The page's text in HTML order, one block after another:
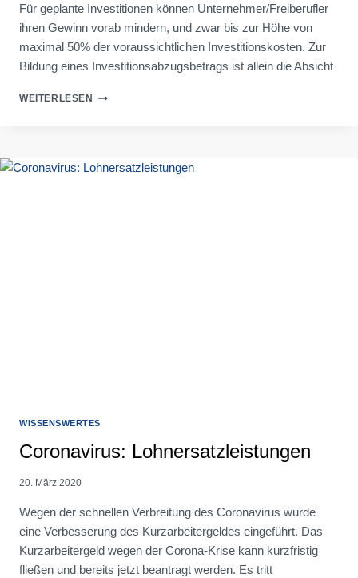
Für geplante Investitionen können Unternehmer/Freiberufler
ihren Gewinn vorab mindern, und zwar bis zur Höhe von
maximal 50% der voraussichtlichen Investitionskosten. Zur
Bildung eines Investitionsabzugsbetrags ist allein die Absicht
WEITERLESEN
INVESTITIONSABZUGSBETRAG:
WISSENSWERTES
Coronavirus: Lohnersatzleistungen
20. März 2020
Wegen der schnellen Verbreitung des Coronavirus wurde
eine Verbesserung des Kurzarbeitergeldes eingeführt. Das
Kurzarbeitergeld wegen der Corona-Krise kann kurzfristig
fließen und bereits jetzt beantragt werden. Es tritt